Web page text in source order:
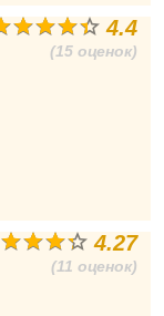
4.4
(15 оценок)
4.27
(11 оценок)